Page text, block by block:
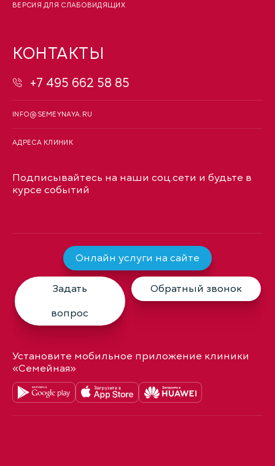
ВЕРСИЯ ДЛЯ СЛАБОВИДЯЩИХ
КОНТАКТЫ
+7 495 662 58 85
INFO@SEMEYNAYA.RU
АДРЕСА КЛИНИК
Подписывайтесь на наши соц.сети и будьте в
курсе событий
Онлайн услуги на сайте
Задать
вопрос
Обратный звонок
Установите мобильное приложение клиники
«Семейная»